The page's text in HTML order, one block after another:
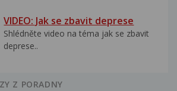
VIDEO: Jak se zbavit deprese
Shlédněte video na téma jak se zbavit
deprese..
Z PORADNY